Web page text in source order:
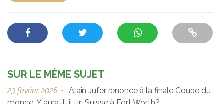
SUR LE MÊME SUJET
23 février 2026 • Alain Jufer renonce à la finale Coupe du